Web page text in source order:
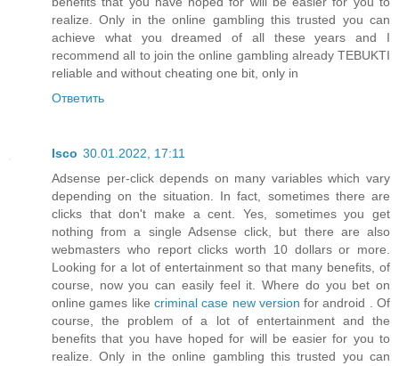
realize. Only in the online gambling this trusted you can
achieve what you dreamed of all these years and I
recommend all to join the online gambling already TEBUKTI
reliable and without cheating one bit, only in
Ответить
Isco 30.01.2022, 17:11
Adsense per-click depends on many variables which vary
depending on the situation. In fact, sometimes there are
clicks that don't make a cent. Yes, sometimes you get
nothing from a single Adsense click, but there are also
webmasters who report clicks worth 10 dollars or more.
Looking for a lot of entertainment so that many benefits, of
course, now you can easily feel it. Where do you bet on
online games like criminal case new version for android . Of
course, the problem of a lot of entertainment and the
benefits that you have hoped for will be easier for you to
realize. Only in the online gambling this trusted you can